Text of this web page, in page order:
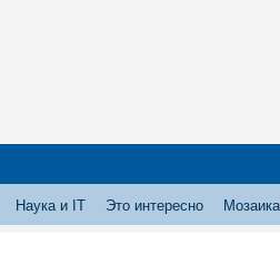
Наука и IT Это интересно